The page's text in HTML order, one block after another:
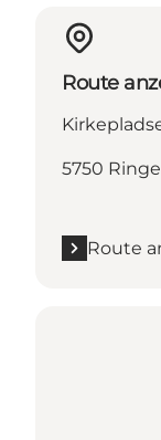
Route
5750 Ringe
Route